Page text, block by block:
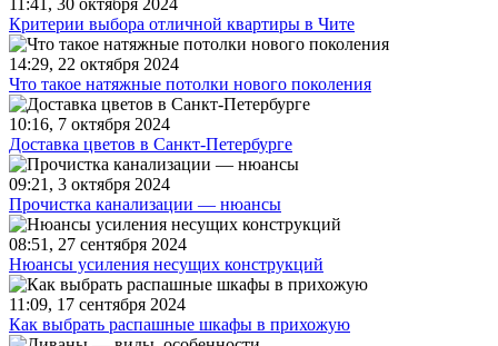
11:41, 30 октября 2024
Критерии выбора отличной квартиры в Чите
14:29, 22 октября 2024
Что такое натяжные потолки нового поколения
10:16, 7 октября 2024
Доставка цветов в Санкт-Петербурге
09:21, 3 октября 2024
Прочистка канализации — нюансы
08:51, 27 сентября 2024
Нюансы усиления несущих конструкций
11:09, 17 сентября 2024
Как выбрать распашные шкафы в прихожую